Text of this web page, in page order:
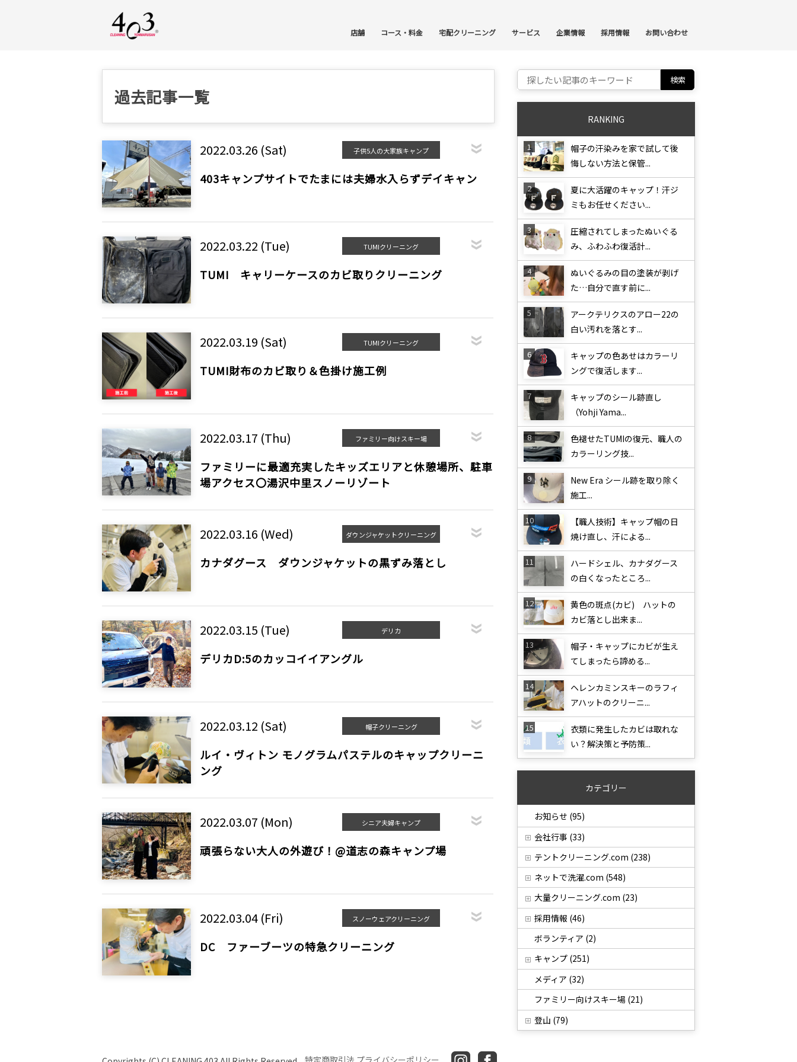
店舗 コース・料金 宅配クリーニング サービス 企業情報 採用情報 お問い合わせ
過去記事一覧
2022.03.26 (Sat) 子供5人の大家族キャンプ
403キャンプサイトでたまには夫婦水入らずデイキャン
2022.03.22 (Tue) TUMIクリーニング
TUMI キャリーケースのカビ取りクリーニング
2022.03.19 (Sat) TUMIクリーニング
TUMI財布のカビ取り＆色掛け施工例
2022.03.17 (Thu) ファミリー向けスキー場
ファミリーに最適充実したキッズエリアと休憩場所、駐車
場アクセス〇湯沢中里スノーリゾート
2022.03.16 (Wed) ダウンジャケットクリーニング
カナダグース ダウンジャケットの黒ずみ落とし
2022.03.15 (Tue) デリカ
デリカD:5のカッコイイアングル
2022.03.12 (Sat) 帽子クリーニング
ルイ・ヴィトン モノグラムパステルのキャップクリーニ
ング
2022.03.07 (Mon) シニア夫婦キャンプ
頑張らない大人の外遊び！@道志の森キャンプ場
2022.03.04 (Fri) スノーウェアクリーニング
DC ファーブーツの特急クリーニング
Search for:
RANKING
帽子の汗染みを家で試して後
悔しない方法と保管...
夏に大活躍のキャップ！汗ジ
ミもお任せください...
圧縮されてしまったぬいぐる
み、ふわふわ復活計...
ぬいぐるみの目の塗装が剥げ
た…自分で直す前に...
アークテリクスのアロー22の
白い汚れを落とす...
キャップの色あせはカラーリ
ングで復活します...
キャップのシール跡直し
（Yohji Yama...
色褪せたTUMIの復元、職人の
カラーリング技...
New Era シール跡を取り除く
施工...
【職人技術】キャップ帽の日
焼け直し、汗による...
ハードシェル、カナダグース
の白くなったところ...
黄色の斑点(カビ) ハットの
カビ落とし出来ま...
帽子・キャップにカビが生え
てしまったら諦める...
ヘレンカミンスキーのラフィ
アハットのクリーニ...
衣類に発生したカビは取れな
い？解決策と予防策...
カテゴリー
お知らせ (95)
会社行事 (33)
テントクリーニング.com (238)
ネットで洗濯.com (548)
大量クリーニング.com (23)
採用情報 (46)
ボランティア (2)
キャンプ (251)
メディア (32)
ファミリー向けスキー場 (21)
登山 (79)